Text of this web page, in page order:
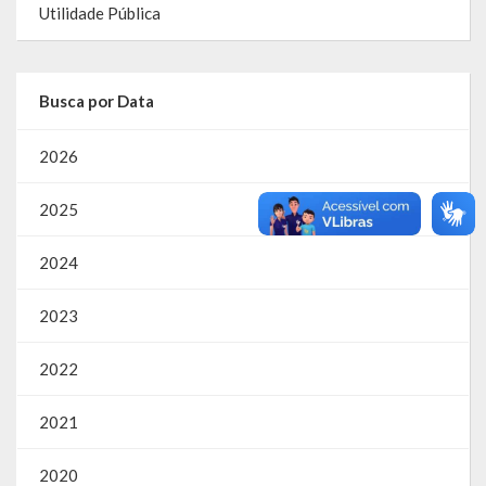
Parcerias – LEI 13.019/2014
RGF
LDO
Transparência
Apresentação
Portal da Transparência
Utilidade Pública
Busca por Data
2026
2025
2024
2023
2022
2021
2020